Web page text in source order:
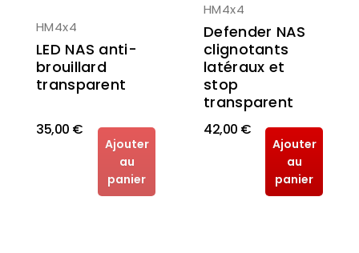
HM4x4
LED NAS anti-
brouillard
transparent
35,00 €
Ajouter
au
panier
HM4x4
Defender NAS
clignotants
latéraux et
stop
transparent
42,00 €
Ajouter
au
panier